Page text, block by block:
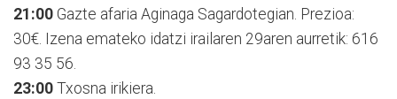
21:00 Gazte afaria Aginaga Sagardotegian. Prezioa:
30€. Izena emateko idatzi irailaren 29aren aurretik: 616
93 35 56.
23:00 Txosna irikiera.